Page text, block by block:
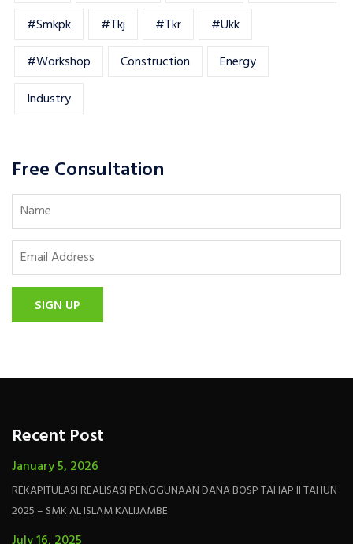
#smkpk
#tkj #tkr
#ukk
#workshop
Construction
Energy
Industry
Free Consultation
SIGN UP
Recent Post
January 5, 2026
REKAPITULASI REALISASI PENGGUNAAN DANA BOSP TAHAP II TAHUN
2025 – SMK AL ISLAM KALIJAMBE